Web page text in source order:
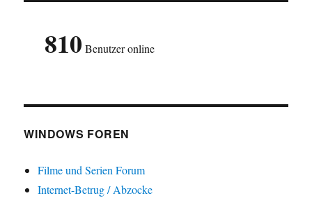
810 Benutzer online
WINDOWS FOREN
Filme und Serien Forum
Internet-Betrug / Abzocke